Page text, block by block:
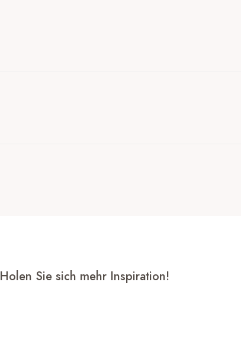
Holen Sie sich mehr Inspiration!